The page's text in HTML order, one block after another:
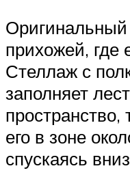
прихожей, где
Стеллаж с
заполняет
его в зоне
спускаясь